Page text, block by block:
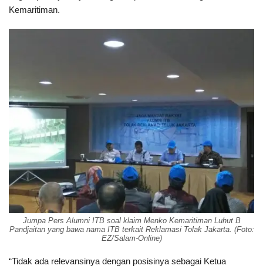
Kemaritiman.
Jumpa Pers Alumni ITB soal klaim Menko Kemaritiman Luhut B
Pandjaitan yang bawa nama ITB terkait Reklamasi Tolak Jakarta. (Foto:
EZ/Salam-Online)
“Tidak ada relevansinya dengan posisinya sebagai Ketua